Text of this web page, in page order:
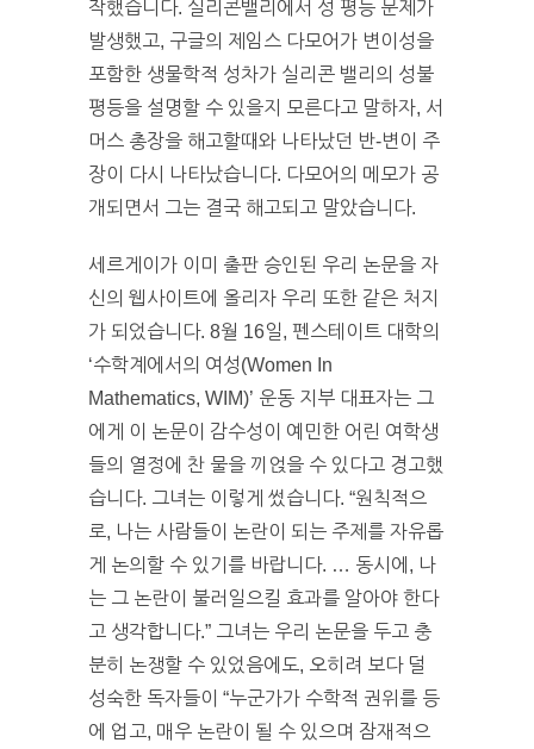
작했습니다. 실리콘밸리에서 성 평등 문제가
발생했고, 구글의 제임스 다모어가 변이성을
포함한 생물학적 성차가 실리콘 밸리의 성불
평등을 설명할 수 있을지 모른다고 말하자, 서
머스 총장을 해고할때와 나타났던 반-변이 주
장이 다시 나타났습니다. 다모어의 메모가 공
개되면서 그는 결국 해고되고 말았습니다.
세르게이가 이미 출판 승인된 우리 논문을 자
신의 웹사이트에 올리자 우리 또한 같은 처지
가 되었습니다. 8월 16일, 펜스테이트 대학의
‘수학계에서의 여성(Women In
Mathematics, WIM)’ 운동 지부 대표자는 그
에게 이 논문이 감수성이 예민한 어린 여학생
들의 열정에 찬 물을 끼얹을 수 있다고 경고했
습니다. 그녀는 이렇게 썼습니다. “원칙적으
로, 나는 사람들이 논란이 되는 주제를 자유롭
게 논의할 수 있기를 바랍니다. … 동시에, 나
는 그 논란이 불러일으킬 효과를 알아야 한다
고 생각합니다.” 그녀는 우리 논문을 두고 충
분히 논쟁할 수 있었음에도, 오히려 보다 덜
성숙한 독자들이 “누군가가 수학적 권위를 등
에 업고, 매우 논란이 될 수 있으며 잠재적으